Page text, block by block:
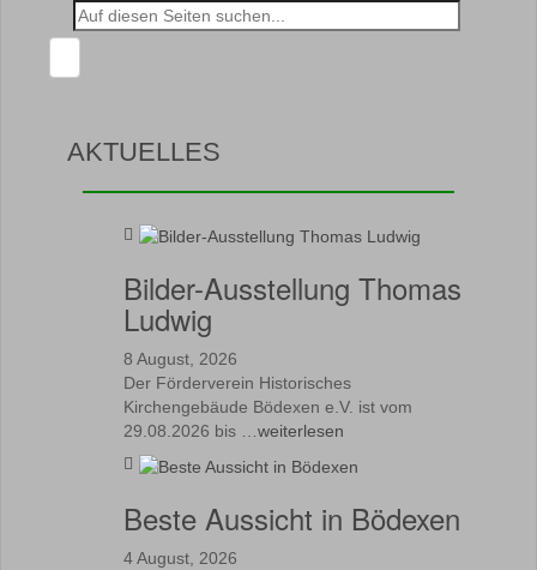
Suche
nach:
AKTUELLES
Bilder-Ausstellung Thomas
Ludwig
8 August, 2026
Der Förderverein Historisches
Kirchengebäude Bödexen e.V. ist vom
29.08.2026 bis …weiterlesen
Beste Aussicht in Bödexen
4 August, 2026